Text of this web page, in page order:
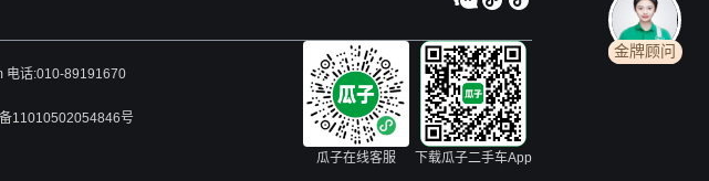
电话:010-89191670
11010502054846号
瓜子在线客服 下载瓜子二手车App
金牌顾问